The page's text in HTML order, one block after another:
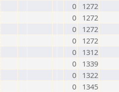
0
1272
0
1272
0
1272
0
1272
0
1312
0
1339
0
1322
0
1345